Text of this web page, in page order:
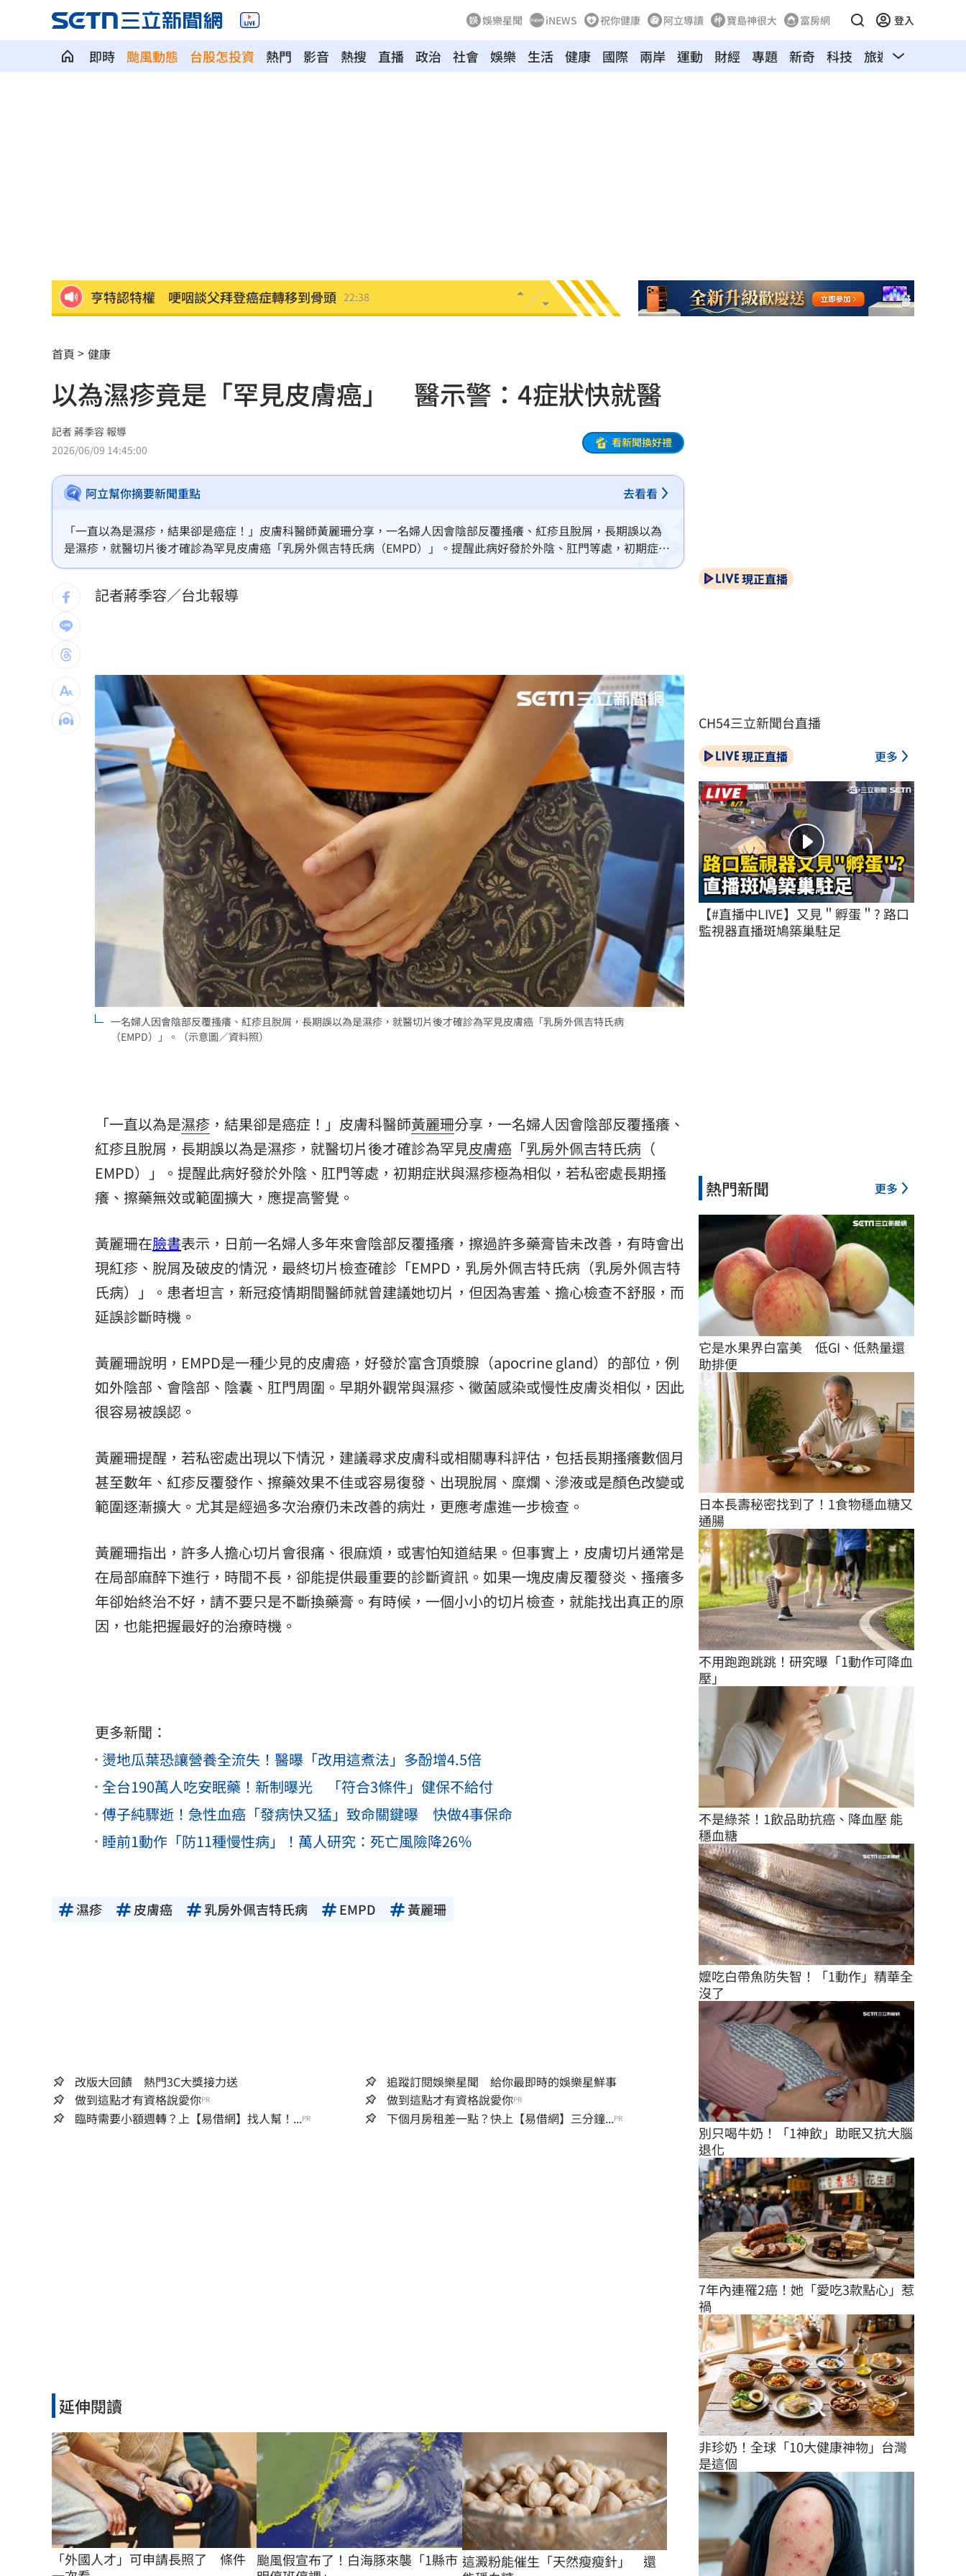
娛樂星聞 iNEWS 祝你健康 阿立導讀 寶島神很大 富房網 登入
即時 颱風動態 台股怎投資 熱門 影音 熱搜 直播 政治 社會 娛樂 生活 健康 國際 兩岸 運動 財經 專題 新奇 科技 旅遊 汽車
亨特認特權 哽咽談父拜登癌症轉移到骨頭 22:38
白海豚外圍雨帶特別紮實 鄭明典：別出門
有片／貴州通天河「爆乳正妹伴漂」價碼曝 22:21
慈濟買BNT遭詐 網朝聖郭董大小姐貼文
宜蘭強風「店家玻璃門被吹爆」員工嚇抱頭
配合漢光！管碧玲視導平戰轉換與出港課目
向姜厚任道歉 田路路：我要找的是楊光友 22:13
晚飯煮太慢！婦遭小叔斬首 頭掛樹上示警
人妻被嫌上菜慢 遭毒癮小叔斧砍死頭掛樹 21:59
男大生遭脫光圍毆亡 主嫌輕度智障判無期 21:55
以為益生菌護腎 他餐餐泡菜2週後險洗腎 21:49
台灣彩券開獎直播中 20:31
LIVE三立+24小時直播 15:27
三立iNEWS新聞台線上直播 18:00
商場戰國來臨 台中「頂奢大道」逐漸成形 12:00
台彩父親節推新刮刮樂千萬頭獎超「爸」氣 12:00
「拍片人的多重宇宙」職涯論壇9/12登場！ 10:30
8國球員齊聚高雄 Formosa 7s掀足球熱潮 10:00
理想混蛋號召粉絲跨海追星吃美食！ 18:15
首頁 健康
以為濕疹竟是「罕見皮膚癌」 醫示警：4症狀快就醫
記者 蔣季容 報導
2026/06/09 14:45:00
看新聞換好禮
阿立幫你摘要新聞重點 去看看
「一直以為是濕疹，結果卻是癌症！」皮膚科醫師黃麗珊分享，一名婦人因會陰部反覆搔癢、紅疹且脫屑，長期誤以為
是濕疹，就醫切片後才確診為罕見皮膚癌「乳房外佩吉特氏病（EMPD）」。提醒此病好發於外陰、肛門等處，初期症狀
與濕疹極為相似，若私密處長期搔癢、擦藥無效或範圍擴大，應提高警覺。
記者蔣季容／台北報導
一名婦人因會陰部反覆搔癢、紅疹且脫屑，長期誤以為是濕疹，就醫切片後才確診為罕見皮膚癌「乳房外佩吉特氏病
（EMPD）」。（示意圖／資料照）
「一直以為是濕疹 ，結果卻是癌症！」皮膚科醫師黃麗珊分享，一名婦人因會陰部反覆搔癢、
紅疹且脫屑，長期誤以為是濕疹，就醫切片後才確診為罕見皮膚癌 「乳房外佩吉特氏病 （
EMPD）」。提醒此病好發於外陰、肛門等處，初期症狀與濕疹極為相似，若私密處長期搔
癢、擦藥無效或範圍擴大，應提高警覺。
黃麗珊在臉書表示，日前一名婦人多年來會陰部反覆搔癢，擦過許多藥膏皆未改善，有時會出
現紅疹、脫屑及破皮的情況，最終切片檢查確診「EMPD，乳房外佩吉特氏病（乳房外佩吉特
氏病）」。患者坦言，新冠疫情期間醫師就曾建議她切片，但因為害羞、擔心檢查不舒服，而
延誤診斷時機。
黃麗珊說明，EMPD是一種少見的皮膚癌，好發於富含頂漿腺（apocrine gland）的部位，例
如外陰部、會陰部、陰囊、肛門周圍。早期外觀常與濕疹、黴菌感染或慢性皮膚炎相似，因此
很容易被誤認。
黃麗珊提醒，若私密處出現以下情況，建議尋求皮膚科或相關專科評估，包括長期搔癢數個月
甚至數年、紅疹反覆發作、擦藥效果不佳或容易復發、出現脫屑、糜爛、滲液或是顏色改變或
範圍逐漸擴大。尤其是經過多次治療仍未改善的病灶，更應考慮進一步檢查。
黃麗珊指出，許多人擔心切片會很痛、很麻煩，或害怕知道結果。但事實上，皮膚切片通常是
在局部麻醉下進行，時間不長，卻能提供最重要的診斷資訊。如果一塊皮膚反覆發炎、搔癢多
年卻始終治不好，請不要只是不斷換藥膏。有時候，一個小小的切片檢查，就能找出真正的原
因，也能把握最好的治療時機。
更多新聞：
燙地瓜葉恐讓營養全流失！醫曝「改用這煮法」多酚增4.5倍
全台190萬人吃安眠藥！新制曝光 「符合3條件」健保不給付
傅子純驟逝！急性血癌「發病快又猛」致命關鍵曝 快做4事保命
睡前1動作「防11種慢性病」！萬人研究：死亡風險降26％
濕疹 皮膚癌 乳房外佩吉特氏病 EMPD 黃麗珊
改版大回饋 熱門3C大獎接力送
追蹤訂閱娛樂星聞 給你最即時的娛樂星鮮事
做到這點才有資格說愛你PR 做到這點才有資格說愛你PR
臨時需要小額週轉？上【易借網】找人幫！...PR 下個月房租差一點？快上【易借網】三分鐘...PR
延伸閱讀
「外國人才」可申請長照了　條件
颱風假宣布了！白海豚來襲「1縣市 這澱粉能催生「天然瘦瘦針」　還
現正直播
CH54三立新聞台直播
現正直播 更多
【#直播中LIVE】又見＂孵蛋＂? 路口
監視器直播斑鳩築巢駐足
熱門新聞 更多
它是水果界白富美　低GI、低熱量還
助排便
日本長壽秘密找到了！1食物穩血糖又
通腸
不用跑跑跳跳！研究曝「1動作可降血
壓」
不是綠茶！1飲品助抗癌、降血壓 能
穩血糖
嬤吃白帶魚防失智！「1動作」精華全
沒了
別只喝牛奶！「1神飲」助眠又抗大腦
退化
7年內連罹2癌！她「愛吃3款點心」惹
禍
非珍奶！全球「10大健康神物」台灣
是這個